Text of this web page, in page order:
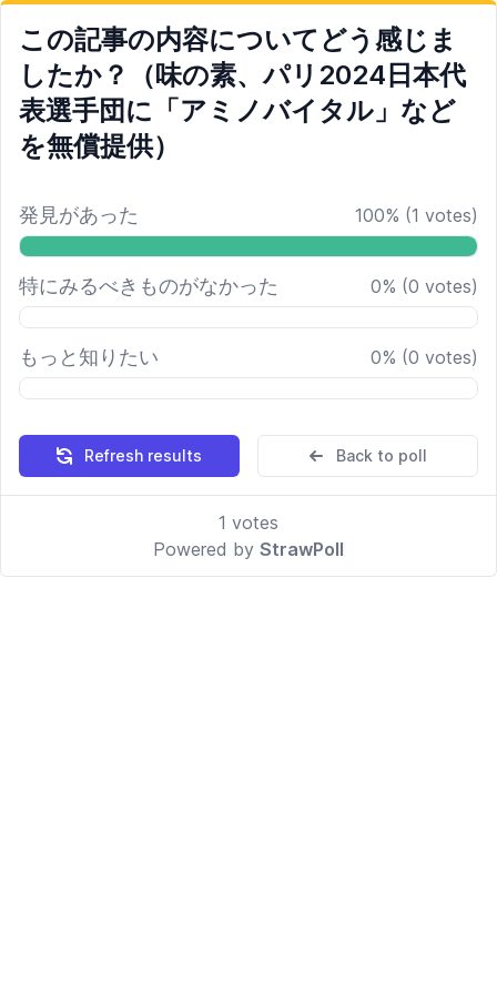
この記事の内容についてどう感じま
したか？（味の素、パリ2024日本代
表選手団に「アミノバイタル」など
を無償提供）
発見があった 100% (1 votes)
特にみるべきものがなかった 0% (0 votes)
もっと知りたい 0% (0 votes)
Refresh results Back to poll
1 votes
Powered by StrawPoll